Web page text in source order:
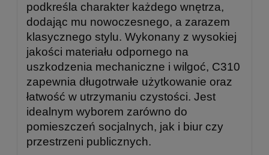
podkreśla charakter każdego wnętrza,
dodając mu nowoczesnego, a zarazem
klasycznego stylu. Wykonany z wysokiej
jakości materiału odpornego na
uszkodzenia mechaniczne i wilgoć, C310
zapewnia długotrwałe użytkowanie oraz
łatwość w utrzymaniu czystości. Jest
idealnym wyborem zarówno do
pomieszczeń socjalnych, jak i biur czy
przestrzeni publicznych.